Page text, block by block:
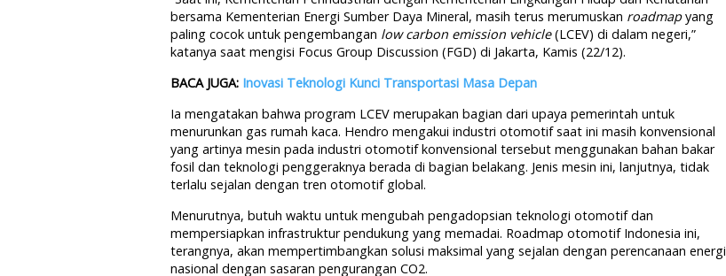
bersama Kementerian Energi Sumber Daya Mineral, masih terus merumuskan roadmapyang
paling cocok untuk pengembangan low carbon emission vehicle(LCEV) di dalam negeri,”
katanya saat mengisi Focus Group Discussion (FGD) di Jakarta, Kamis (22/12).
BACA JUGA: Inovasi Teknologi Kunci Transportasi Masa Depan
Ia mengatakan bahwa program LCEV merupakan bagian dari upaya pemerintah untuk
menurunkan gas rumah kaca. Hendro mengakui industri otomotif saat ini masih konvensional
yang artinya mesin pada industri otomotif konvensional tersebut menggunakan bahan bakar
fosil dan teknologi penggeraknya berada di bagian belakang. Jenis mesin ini, lanjutnya, tidak
terlalu sejalan dengan tren otomotif global.
Menurutnya, butuh waktu untuk mengubah pengadopsian teknologi otomotif dan
mempersiapkan infrastruktur pendukung yang memadai. Roadmap otomotif Indonesia ini,
terangnya, akan mempertimbangkan solusi maksimal yang sejalan dengan perencanaan energi
nasional dengan sasaran pengurangan CO2.